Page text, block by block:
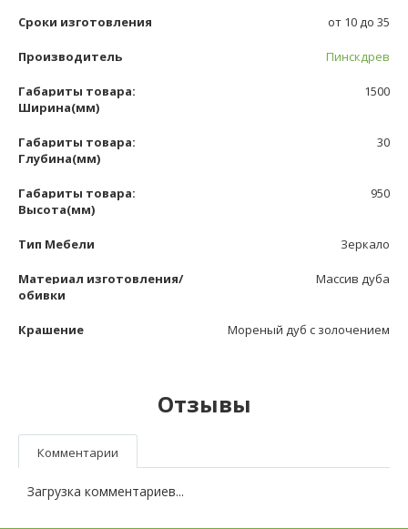
Сроки изготовления от 10 до 35
Производитель Пинскдрев
Габариты товара:
Ширина(мм)
1500
Габариты товара:
Глубина(мм)
30
Габариты товара:
Высота(мм)
950
Тип Мебели Зеркало
Материал изготовления/
обивки
Массив дуба
Крашение Мореный дуб с золочением
Отзывы
Комментарии
Загрузка комментариев...